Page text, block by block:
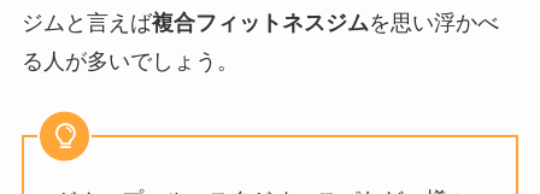
ジムと言えば複合フィットネスジムを思い浮かべ
る人が多いでしょう。